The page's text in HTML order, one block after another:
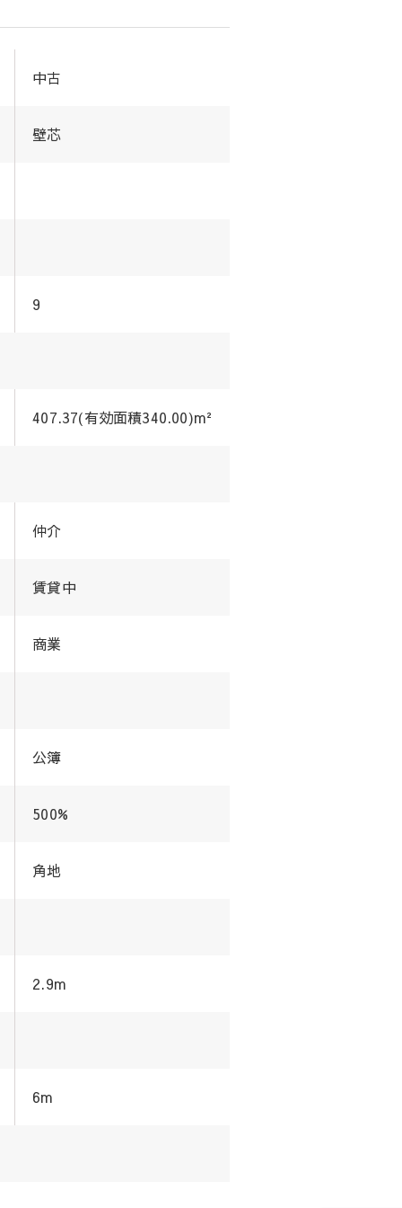
中古
壁芯
9
407.37(有効面積340.00)m²
仲介
賃貸中
商業
公簿
500%
角地
2.9m
6m